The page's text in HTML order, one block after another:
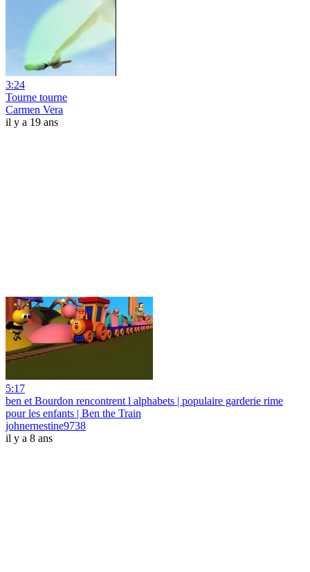
3:24
Tourne tourne
Carmen Vera
il y a 19 ans
5:17
ben et Bourdon rencontrent l alphabets | populaire garderie rime
pour les enfants | Ben the Train
johnernestine9738
il y a 8 ans